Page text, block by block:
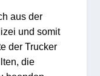
aus der
und somit
der Trucker
die